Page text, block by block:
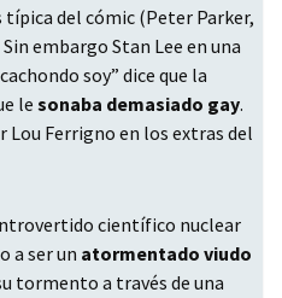
del cómic (Peter Parker,
embargo Stan Lee en una
soy” dice que la
le sonaba demasiado gay.
Ferrigno en los extras del
científico nuclear
a ser un atormentado viudo
tormento a través de una